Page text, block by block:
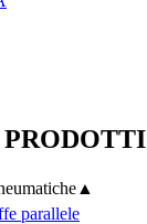
▲
parallele